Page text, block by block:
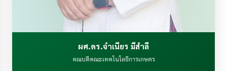
ผศ.ดร.จำเนียร มีสำลี
คณบดีคณะเทคโนโลยีการเกษตร